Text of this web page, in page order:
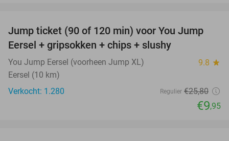
61%
Jump ticket (90 of 120 min) voor You Jump
Eersel + gripsokken + chips + slushy
You Jump Eersel (voorheen Jump XL) 9.8 star
Eersel (10 km)
Verkocht: 1.280
Regulier €25,80
€9,95